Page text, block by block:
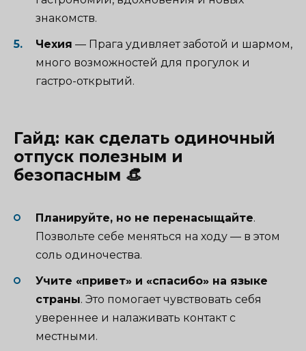
знакомств.
Чехия — Прага удивляет заботой и шармом,
много возможностей для прогулок и
гастро-открытий.
Гайд: как сделать одиночный
отпуск полезным и
безопасным 👒
Планируйте, но не перенасыщайте.
Позвольте себе меняться на ходу — в этом
соль одиночества.
Учите «привет» и «спасибо» на языке
страны. Это помогает чувствовать себя
увереннее и налаживать контакт с
местными.